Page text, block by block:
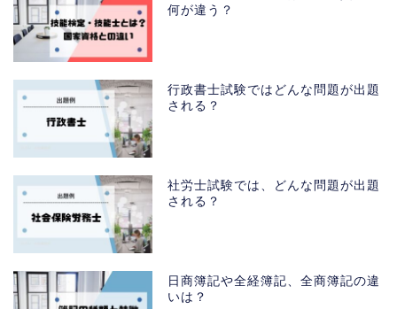
何が違う？
行政書士試験ではどんな問題が出題
される？
社労士試験では、どんな問題が出題
される？
日商簿記や全経簿記、全商簿記の違
いは？